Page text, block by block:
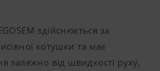
здійснюється за
котушки та має
залежно від швидкості руху,